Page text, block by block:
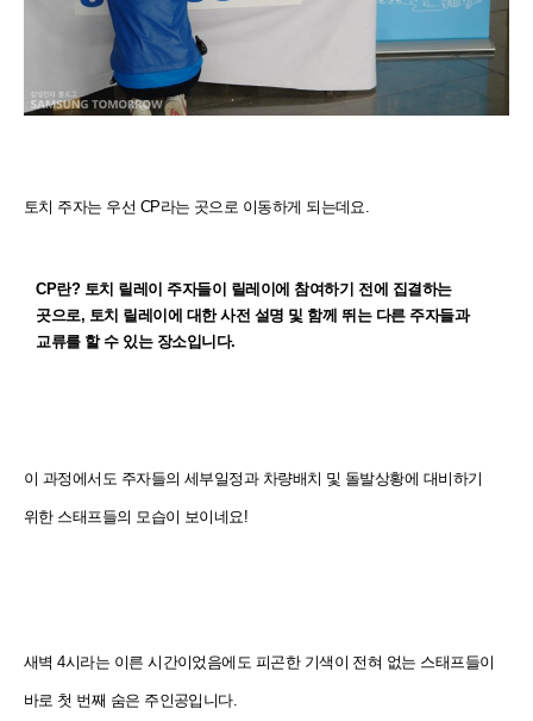
토치 주자는 우선 CP라는 곳으로 이동하게 되는데요.
CP란? 토치 릴레이 주자들이 릴레이에 참여하기 전에 집결하는
곳으로, 토치 릴레이에 대한 사전 설명 및 함께 뛰는 다른 주자들과
교류를 할 수 있는 장소입니다.
이 과정에서도 주자들의 세부일정과 차량배치 및 돌발상황에 대비하기
위한 스태프들의 모습이 보이네요!
새벽 4시라는 이른 시간이었음에도 피곤한 기색이 전혀 없는 스태프들이
바로 첫 번째 숨은 주인공입니다.